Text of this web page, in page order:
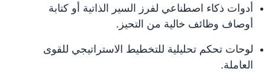
أدوات ذكاء اصطناعي لفرز السير الذاتية أو كتابة
أوصاف وظائف خالية من التحيز.
لوحات تحكم تحليلية للتخطيط الاستراتيجي للقوى
العاملة.